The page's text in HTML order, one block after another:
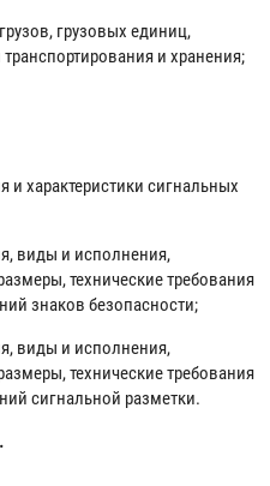
грузовых единиц,
и хранения;
и характеристики сигнальных
виды и исполнения,
технические требования
знаков безопасности;
виды и исполнения,
технические требования
сигнальной разметки.